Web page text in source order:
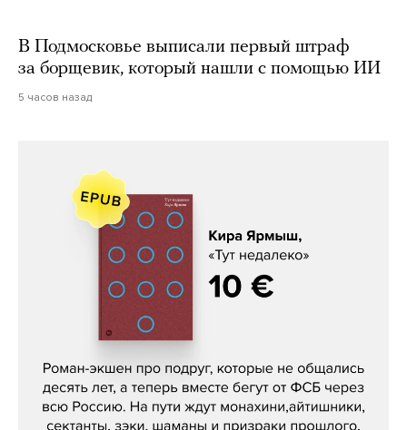
В Подмосковье выписали первый штраф
за борщевик, который нашли с помощью ИИ
5 часов назад
Кира Ярмыш, «Тут недалеко»